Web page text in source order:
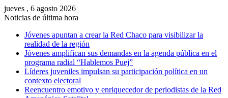
jueves , 6 agosto 2026
Noticias de última hora
Jóvenes apuntan a crear la Red Chaco para visibilizar la
realidad de la región
Jóvenes amplifican sus demandas en la agenda pública en el
programa radial “Hablemos Puej”
Líderes juveniles impulsan su participación política en un
contexto electoral
Reencuentro emotivo y enriquecedor de periodistas de la Red